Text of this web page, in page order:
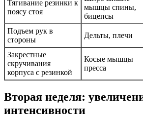
Тягивание резинки к
поясу стоя
мышцы спины,
бицепсы
Подъем рук в
стороны
Дельты, плечи
Закрестные
скручивания
корпуса с резинкой
Косые мышцы
пресса
Вторая неделя:
интенсивности